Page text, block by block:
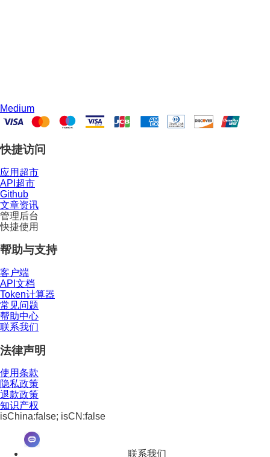
Medium
快捷访问
应用超市
API超市
Github
文章资讯
管理后台
快捷使用
帮助与支持
客户端
API文档
Token计算器
常见问题
帮助中心
联系我们
法律声明
使用条款
隐私政策
退款政策
知识产权
isChina:false; isCN:false
联系我们